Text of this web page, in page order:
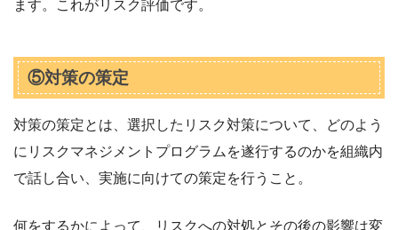
ます。これがリスク評価です。
⑤対策の策定
対策の策定とは、選択したリスク対策について、どのよう
にリスクマネジメントプログラムを遂行するのかを組織内
で話し合い、実施に向けての策定を行うこと。
何をするかによって、リスクへの対処とその後の影響は変